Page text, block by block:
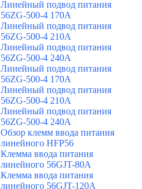
Линейный подвод питания
56ZG-500-4 170A
Линейный подвод питания
56ZG-500-4 210A
Линейный подвод питания
56ZG-500-4 240A
Линейный подвод питания
56ZG-500-4 170A
Линейный подвод питания
56ZG-500-4 210A
Линейный подвод питания
56ZG-500-4 240A
Обзор клемм ввода питания
линейного HFP56
Клемма ввода питания
линейного 56GJT-80A
Клемма ввода питания
линейного 56GJT-120A